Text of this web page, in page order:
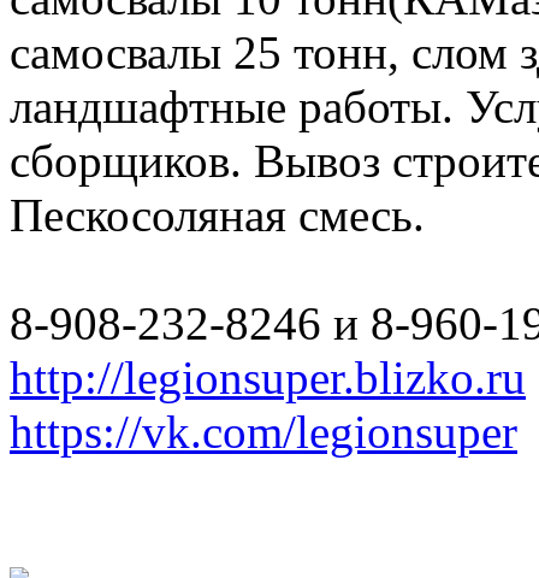
самосвалы 25 тонн, слом
ландшафтные работы.
сборщиков. Вывоз
Пескосоляная смесь.
8-908-232-8246 и 8-960-
http://legionsuper.blizko.ru
https://vk.com/legionsuper